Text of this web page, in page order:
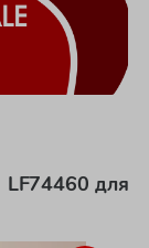
LF74460 для